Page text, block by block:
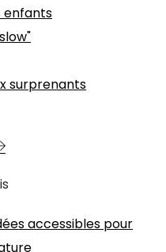
enfants
surprenants
accessibles pour